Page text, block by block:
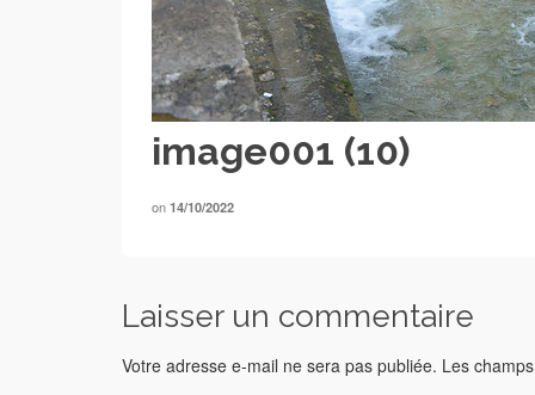
image001 (10)
on 14/10/2022
Laisser un commentaire
Votre adresse e-mail ne sera pas publiée. Les